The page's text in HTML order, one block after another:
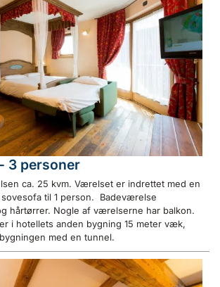
3 personer
ca. 25 kvm. Værelset er indrettet med en
til 1 person. Badeværelse
hårtørrer. Nogle af værelserne har balkon.
i hotellets anden bygning 15 meter væk,
med en tunnel.